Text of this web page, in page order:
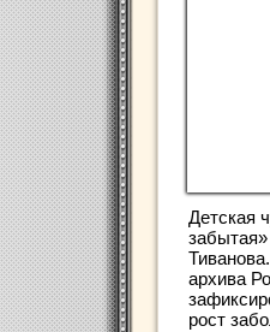
Детская
архива
рост